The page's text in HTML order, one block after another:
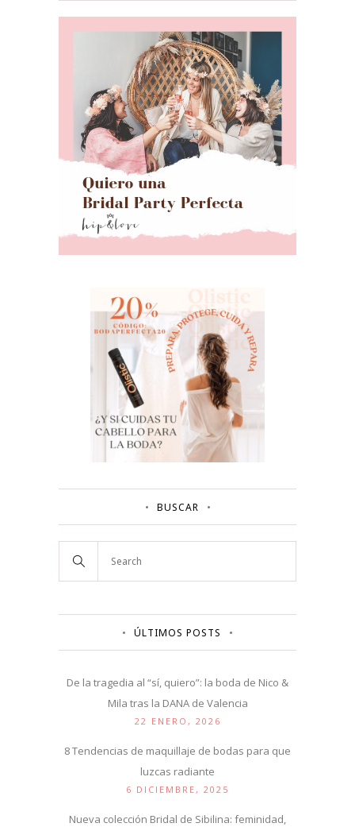
BUSCAR
ÚLTIMOS POSTS
De la tragedia al “sí, quiero”: la boda de Nico &
Mila tras la DANA de Valencia
22 ENERO, 2026
8 Tendencias de maquillaje de bodas para que
luzcas radiante
6 DICIEMBRE, 2025
Nueva colección Bridal de Sibilina: feminidad,